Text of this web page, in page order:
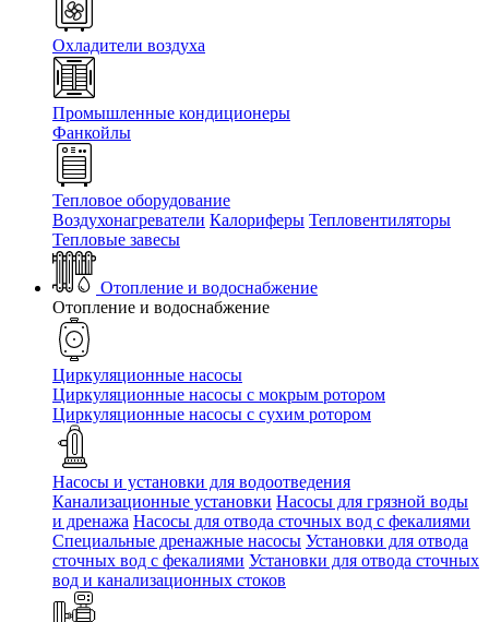
Охладители воздуха
Промышленные кондиционеры
Фанкойлы
Тепловое оборудование
Воздухонагреватели Калориферы Тепловентиляторы
Тепловые завесы
Отопление и водоснабжение
Отопление и водоснабжение
Циркуляционные насосы
Циркуляционные насосы с мокрым ротором
Циркуляционные насосы с сухим ротором
Насосы и установки для водоотведения
Канализационные установки Насосы для грязной воды
и дренажа Насосы для отвода сточных вод c фекалиями
Специальные дренажные насосы Установки для отвода
сточных вод c фекалиями Установки для отвода сточных
вод и канализационных стоков